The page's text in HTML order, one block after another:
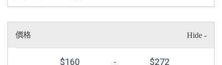
XXS
價格
$160 - $272